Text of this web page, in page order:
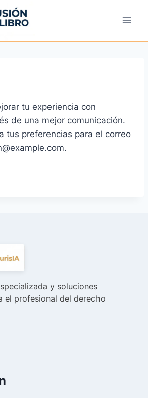
tu experiencia con
de una mejor comunicación.
tus preferencias para el correo
.
y soluciones
el profesional del derecho